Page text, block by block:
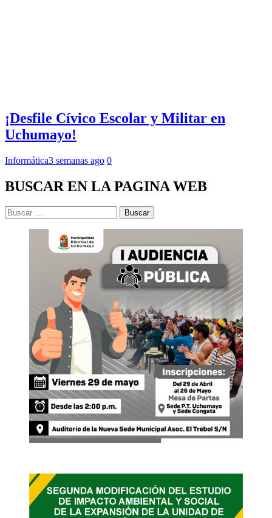
¡Desfile Cívico Escolar y Militar en
Uchumayo!
Informática3 semanas ago 0
BUSCAR EN LA PAGINA WEB
Buscar: